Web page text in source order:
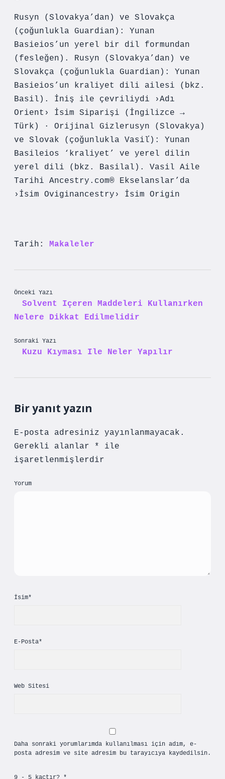
Rusyn (Slovakya’dan) ve Slovakça
(çoğunlukla Guardian): Yunan
Basieios’un yerel bir dil formundan
(fesleğen). Rusyn (Slovakya’dan) ve
Slovakça (çoğunlukla Guardian): Yunan
Basieios’un kraliyet dili ailesi (bkz.
Basil). İniş ile çevriliydi ›Adı
Orient› İsim Siparişi (İngilizce →
Türk) · Orijinal Gizlerusyn (Slovakya)
ve Slovak (çoğunlukla Vasiľ): Yunan
Basileios ‘kraliyet’ ve yerel dilin
yerel dili (bkz. Basilal). Vasil Aile
Tarihi Ancestry.com® Ekselanslar’da
›İsim Oviginancestry› İsim Origin
Tarih: Makaleler
Önceki Yazı
Solvent Içeren Maddeleri Kullanırken
Nelere Dikkat Edilmelidir
Sonraki Yazı
Kuzu Kıyması Ile Neler Yapılır
Bir yanıt yazın
E-posta adresiniz yayınlanmayacak.
Gerekli alanlar
*
ile
işaretlenmişlerdir
Yorum
İsim*
E-Posta*
Web Sitesi
Daha sonraki yorumlarımda kullanılması için adım, e-
posta adresim ve site adresim bu tarayıcıya kaydedilsin.
9 - 5 kaçtır? *